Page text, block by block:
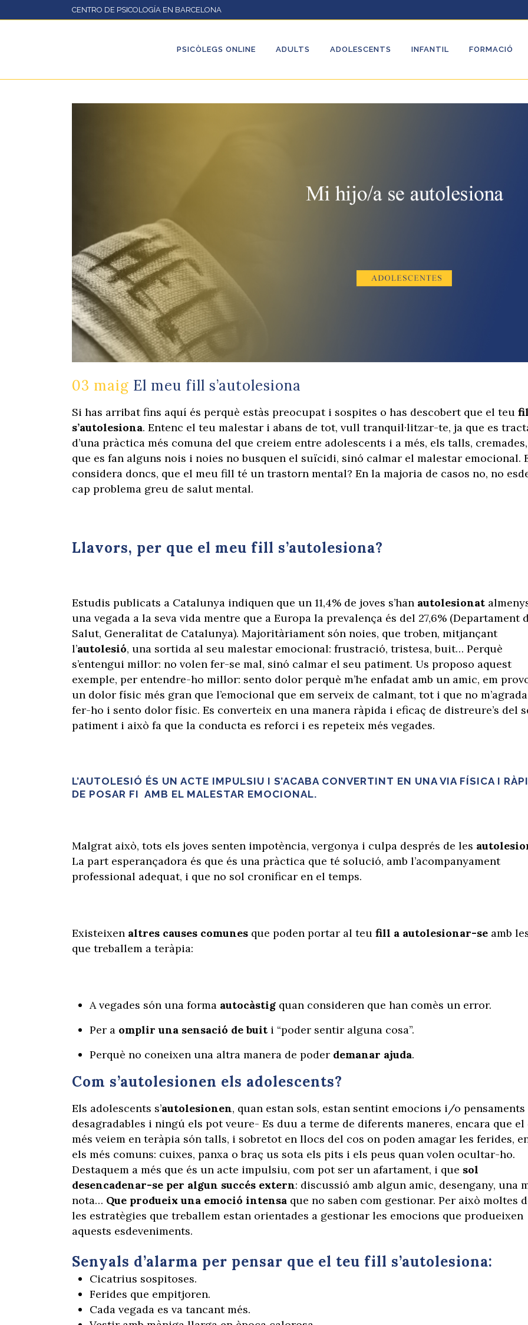
CENTRO DE PSICOLOGÍA EN BARCELONA
PSICÒLEGS ONLINE ADULTS ADOLESCENTS INFANTIL FORMACIÓ
03 maig El meu fill s’autolesiona
Si has arribat fins aquí és perquè estàs preocupat i sospites o has descobert que el teu
s’autolesiona. Entenc el teu malestar i abans de tot, vull tranquil·litzar-te, ja que es
d’una pràctica més comuna del que creiem entre adolescents i a més, els talls, cremades,
que es fan alguns nois i noies no busquen el suïcidi, sinó calmar el malestar emocional.
considera doncs, que el meu fill té un trastorn mental? En la majoria de casos no, no
cap problema greu de salut mental.
Llavors, per que el meu fill s’autolesiona?
Estudis publicats a Catalunya indiquen que un 11,4% de joves s’han autolesionat
una vegada a la seva vida mentre que a Europa la prevalença és del 27,6% (Departament
Salut, Generalitat de Catalunya). Majoritàriament són noies, que troben, mitjançant
l’autolesió, una sortida al seu malestar emocional: frustració, tristesa, buit… Perquè
s’entengui millor: no volen fer-se mal, sinó calmar el seu patiment. Us proposo aquest
exemple, per entendre-ho millor: sento dolor perquè m’he enfadat amb un amic, em
un dolor físic més gran que l’emocional que em serveix de calmant, tot i que no m’agrada
fer-ho i sento dolor físic. Es converteix en una manera ràpida i eficaç de distreure’s del
patiment i això fa que la conducta es reforci i es repeteix més vegades.
L’AUTOLESIÓ ÉS UN ACTE IMPULSIU I S’ACABA CONVERTINT EN UNA VIA FÍSICA I
DE POSAR FI AMB EL MALESTAR EMOCIONAL.
Malgrat això, tots els joves senten impotència, vergonya i culpa després de les
La part esperançadora és que és una pràctica que té solució, amb l’acompanyament
professional adequat, i que no sol cronificar en el temps.
Existeixen altres causes comunes que poden portar al teu fill a autolesionar-se amb
que treballem a teràpia:
A vegades són una forma autocàstig quan consideren que han comès un error.
Per a omplir una sensació de buit i “poder sentir alguna cosa”.
Perquè no coneixen una altra manera de poder demanar ajuda.
Com s’autolesionen els adolescents?
Els adolescents s’autolesionen, quan estan sols, estan sentint emocions i/o pensaments
desagradables i ningú els pot veure- Es duu a terme de diferents maneres, encara que el
més veiem en teràpia són talls, i sobretot en llocs del cos on poden amagar les ferides,
els més comuns: cuixes, panxa o braç us sota els pits i els peus quan volen ocultar-ho.
Destaquem a més que és un acte impulsiu, com pot ser un afartament, i que sol
desencadenar-se per algun succés extern: discussió amb algun amic, desengany, una
nota… Que produeix una emoció intensa que no saben com gestionar. Per això moltes
les estratègies que treballem estan orientades a gestionar les emocions que produeixen
aquests esdeveniments.
Senyals d’alarma per pensar que el teu fill s’autolesiona:
Cicatrius sospitoses.
Ferides que empitjoren.
Cada vegada es va tancant més.